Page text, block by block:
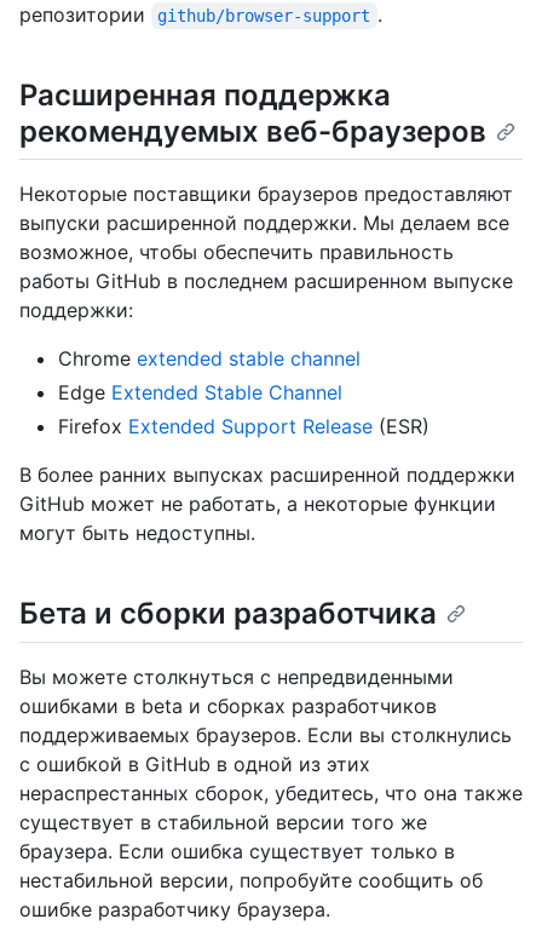
репозитории
github/browser-support .
Расширенная поддержка
рекомендуемых веб-браузеров
Некоторые поставщики браузеров предоставляют
выпуски расширенной поддержки. Мы делаем все
возможное, чтобы обеспечить правильность
работы GitHub в последнем расширенном выпуске
поддержки:
Chrome extended stable channel
Edge Extended Stable Channel
Firefox Extended Support Release (ESR)
В более ранних выпусках расширенной поддержки
GitHub может не работать, а некоторые функции
могут быть недоступны.
Бета и сборки разработчика
Вы можете столкнуться с непредвиденными
ошибками в beta и сборках разработчиков
поддерживаемых браузеров. Если вы столкнулись
с ошибкой в GitHub в одной из этих
нераспрестанных сборок, убедитесь, что она также
существует в стабильной версии того же
браузера. Если ошибка существует только в
нестабильной версии, попробуйте сообщить об
ошибке разработчику браузера.